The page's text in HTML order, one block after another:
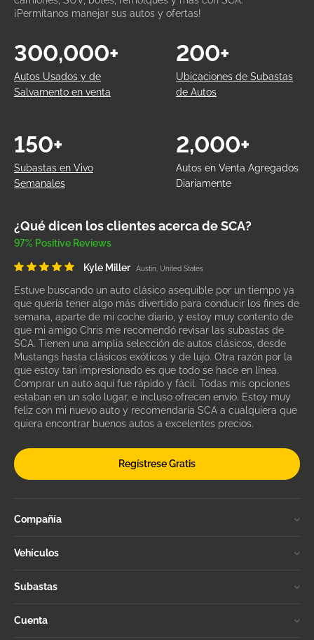
¡Permítanos manejar sus autos y ofertas!
Autos Usados y de
Salvamento en venta
300,000+
Ubicaciones de Subastas
de Autos
200+
Subastas en Vivo
Semanales
150+
Autos en Venta Agregados
Diariamente
2,000+
¿Qué dicen los clientes acerca de SCA?
97% Positive Reviews
Kyle Miller Austin, United States
Estuve buscando un auto clásico asequible por un tiempo ya
que quería tener algo más divertido para conducir los fines de
semana, aparte de mi coche diario, y estoy muy contento de
que mi amigo Chris me recomendó revisar las subastas de
SCA. Tienen una amplia selección de autos clásicos, desde
Mustangs hasta clásicos exóticos y de lujo. Otra razón por la
que estoy tan impresionado es que todo se hace en línea.
Comprar un auto aquí fue rápido y fácil. Todas mis opciones
estaban en un solo lugar, e incluso ofrecen envío. Estoy muy
feliz con mi nuevo auto y recomendaría SCA a cualquiera que
quiera encontrar buenos autos a excelentes precios.
Regístrese Gratis
Compañía
Vehículos
Subastas
Cuenta